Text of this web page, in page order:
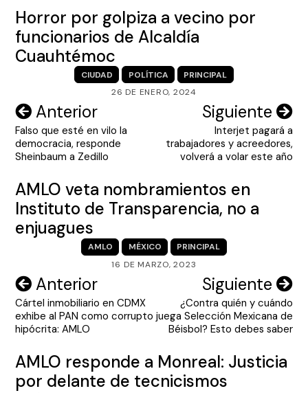
Horror por golpiza a vecino por
funcionarios de Alcaldía
Cuauhtémoc
CIUDAD POLÍTICA
PRINCIPAL
26 DE ENERO, 2024
Navegación
de
entradas
Anterior
Falso que esté en vilo la
democracia, responde
Sheinbaum a Zedillo
Siguiente
Interjet pagará a
trabajadores y acreedores,
volverá a volar este año
AMLO veta nombramientos en
Instituto de Transparencia, no a
enjuagues
AMLO MÉXICO
PRINCIPAL
16 DE MARZO, 2023
Navegación
de
entradas
Anterior
Cártel inmobiliario en CDMX
exhibe al PAN como corrupto
hipócrita: AMLO
Siguiente
¿Contra quién y cuándo
juega Selección Mexicana de
Béisbol? Esto debes saber
AMLO responde a Monreal: Justicia
por delante de tecnicismos